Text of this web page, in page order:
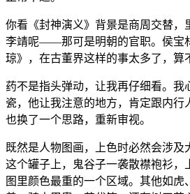
你看《封神演义》背景是商周交替，
李靖呢——那可是明朝的官职。侯宝
琼》，在古董界这样的事太多了，算
药不是指头弹动，让我再仔细看。我
瓷，他让我注意的地方，肯定跟内行
也换了一个思路，重新审视。
既然是人物图画，上色时必然会涉及
这个罐子上，鬼谷子一袭散襟袍衫，
图里颜色最重的一个区域。其他如虎